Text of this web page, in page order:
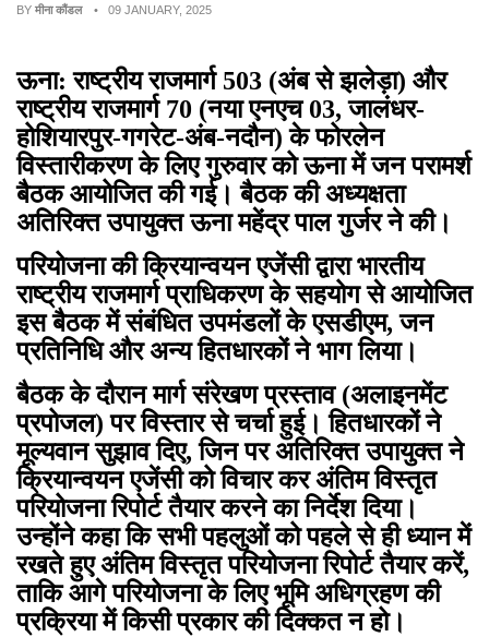
BY मीना कौंडल • 09 JANUARY, 2025
ऊना: राष्ट्रीय राजमार्ग 503 (अंब से झलेड़ा) और
राष्ट्रीय राजमार्ग 70 (नया एनएच 03, जालंधर-
होशियारपुर-गगरेट-अंब-नदौन) के फोरलेन
विस्तारीकरण के लिए गुरुवार को ऊना में जन परामर्श
बैठक आयोजित की गई। बैठक की अध्यक्षता
अतिरिक्त उपायुक्त ऊना महेंद्र पाल गुर्जर ने की।
परियोजना की क्रियान्वयन एजेंसी द्वारा भारतीय
राष्ट्रीय राजमार्ग प्राधिकरण के सहयोग से आयोजित
इस बैठक में संबंधित उपमंडलों के एसडीएम, जन
प्रतिनिधि और अन्य हितधारकों ने भाग लिया।
बैठक के दौरान मार्ग संरेखण प्रस्ताव (अलाइनमेंट
प्रपोजल) पर विस्तार से चर्चा हुई। हितधारकों ने
मूल्यवान सुझाव दिए, जिन पर अतिरिक्त उपायुक्त ने
क्रियान्वयन एजेंसी को विचार कर अंतिम विस्तृत
परियोजना रिपोर्ट तैयार करने का निर्देश दिया।
उन्होंने कहा कि सभी पहलुओं को पहले से ही ध्यान में
रखते हुए अंतिम विस्तृत परियोजना रिपोर्ट तैयार करें,
ताकि आगे परियोजना के लिए भूमि अधिग्रहण की
प्रक्रिया में किसी प्रकार की दिक्कत न हो।